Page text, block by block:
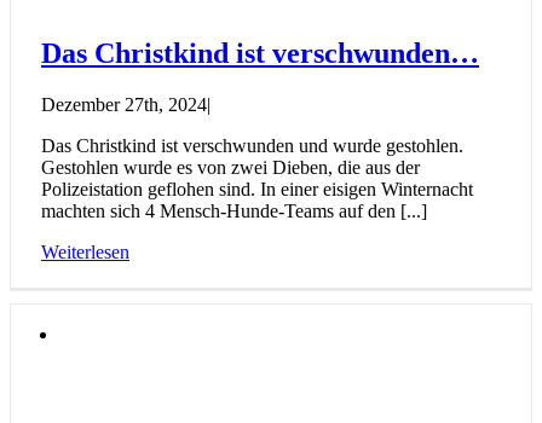
Das Christkind ist verschwunden…
Dezember 27th, 2024|
Das Christkind ist verschwunden und wurde gestohlen.
Gestohlen wurde es von zwei Dieben, die aus der
Polizeistation geflohen sind. In einer eisigen Winternacht
machten sich 4 Mensch-Hunde-Teams auf den [...]
Weiterlesen